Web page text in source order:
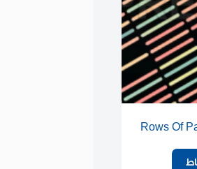
Rows Of